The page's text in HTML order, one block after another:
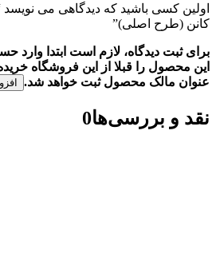
کانن (طرح اصلی)”
برای ثبت دیدگاه، لازم است ابتدا وارد
این محصول را قبلا از این فروشگاه
عنوان مالک محصول ثبت خواهد شد.
نقد و بررسی‌ها0